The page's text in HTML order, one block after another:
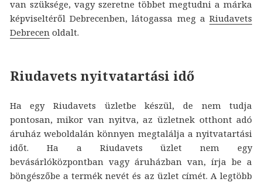
van szüksége, vagy szeretne többet megtudni a márka
képviseltéről Debrecenben, látogassa meg aRiudavets
Debrecen oldalt.
Riudavets nyitvatartási idő
Ha egy Riudavets üzletbe készül, de nem tudja
pontosan, mikor van nyitva, az üzletnek otthont adó
áruház weboldalán könnyen megtalálja a nyitvatartási
időt. Ha a Riudavets üzlet nem egy
bevásárlóközpontban vagy áruházban van, írja be a
böngészőbe a termék nevét és az üzlet címét. A legtöbb